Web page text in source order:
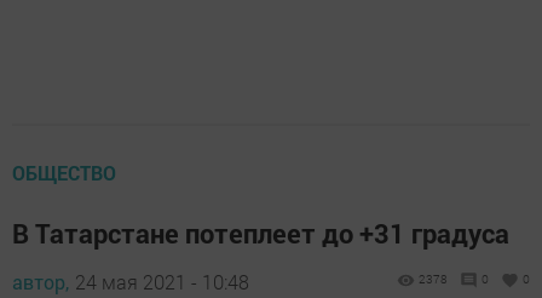
ОБЩЕСТВО
В Татарстане потеплеет до +31 градуса
автор, 24 мая 2021 - 10:48 2378 0 0